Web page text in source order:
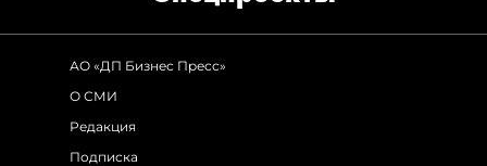
АО «ДП Бизнес Пресс»
О СМИ
Редакция
Подписка